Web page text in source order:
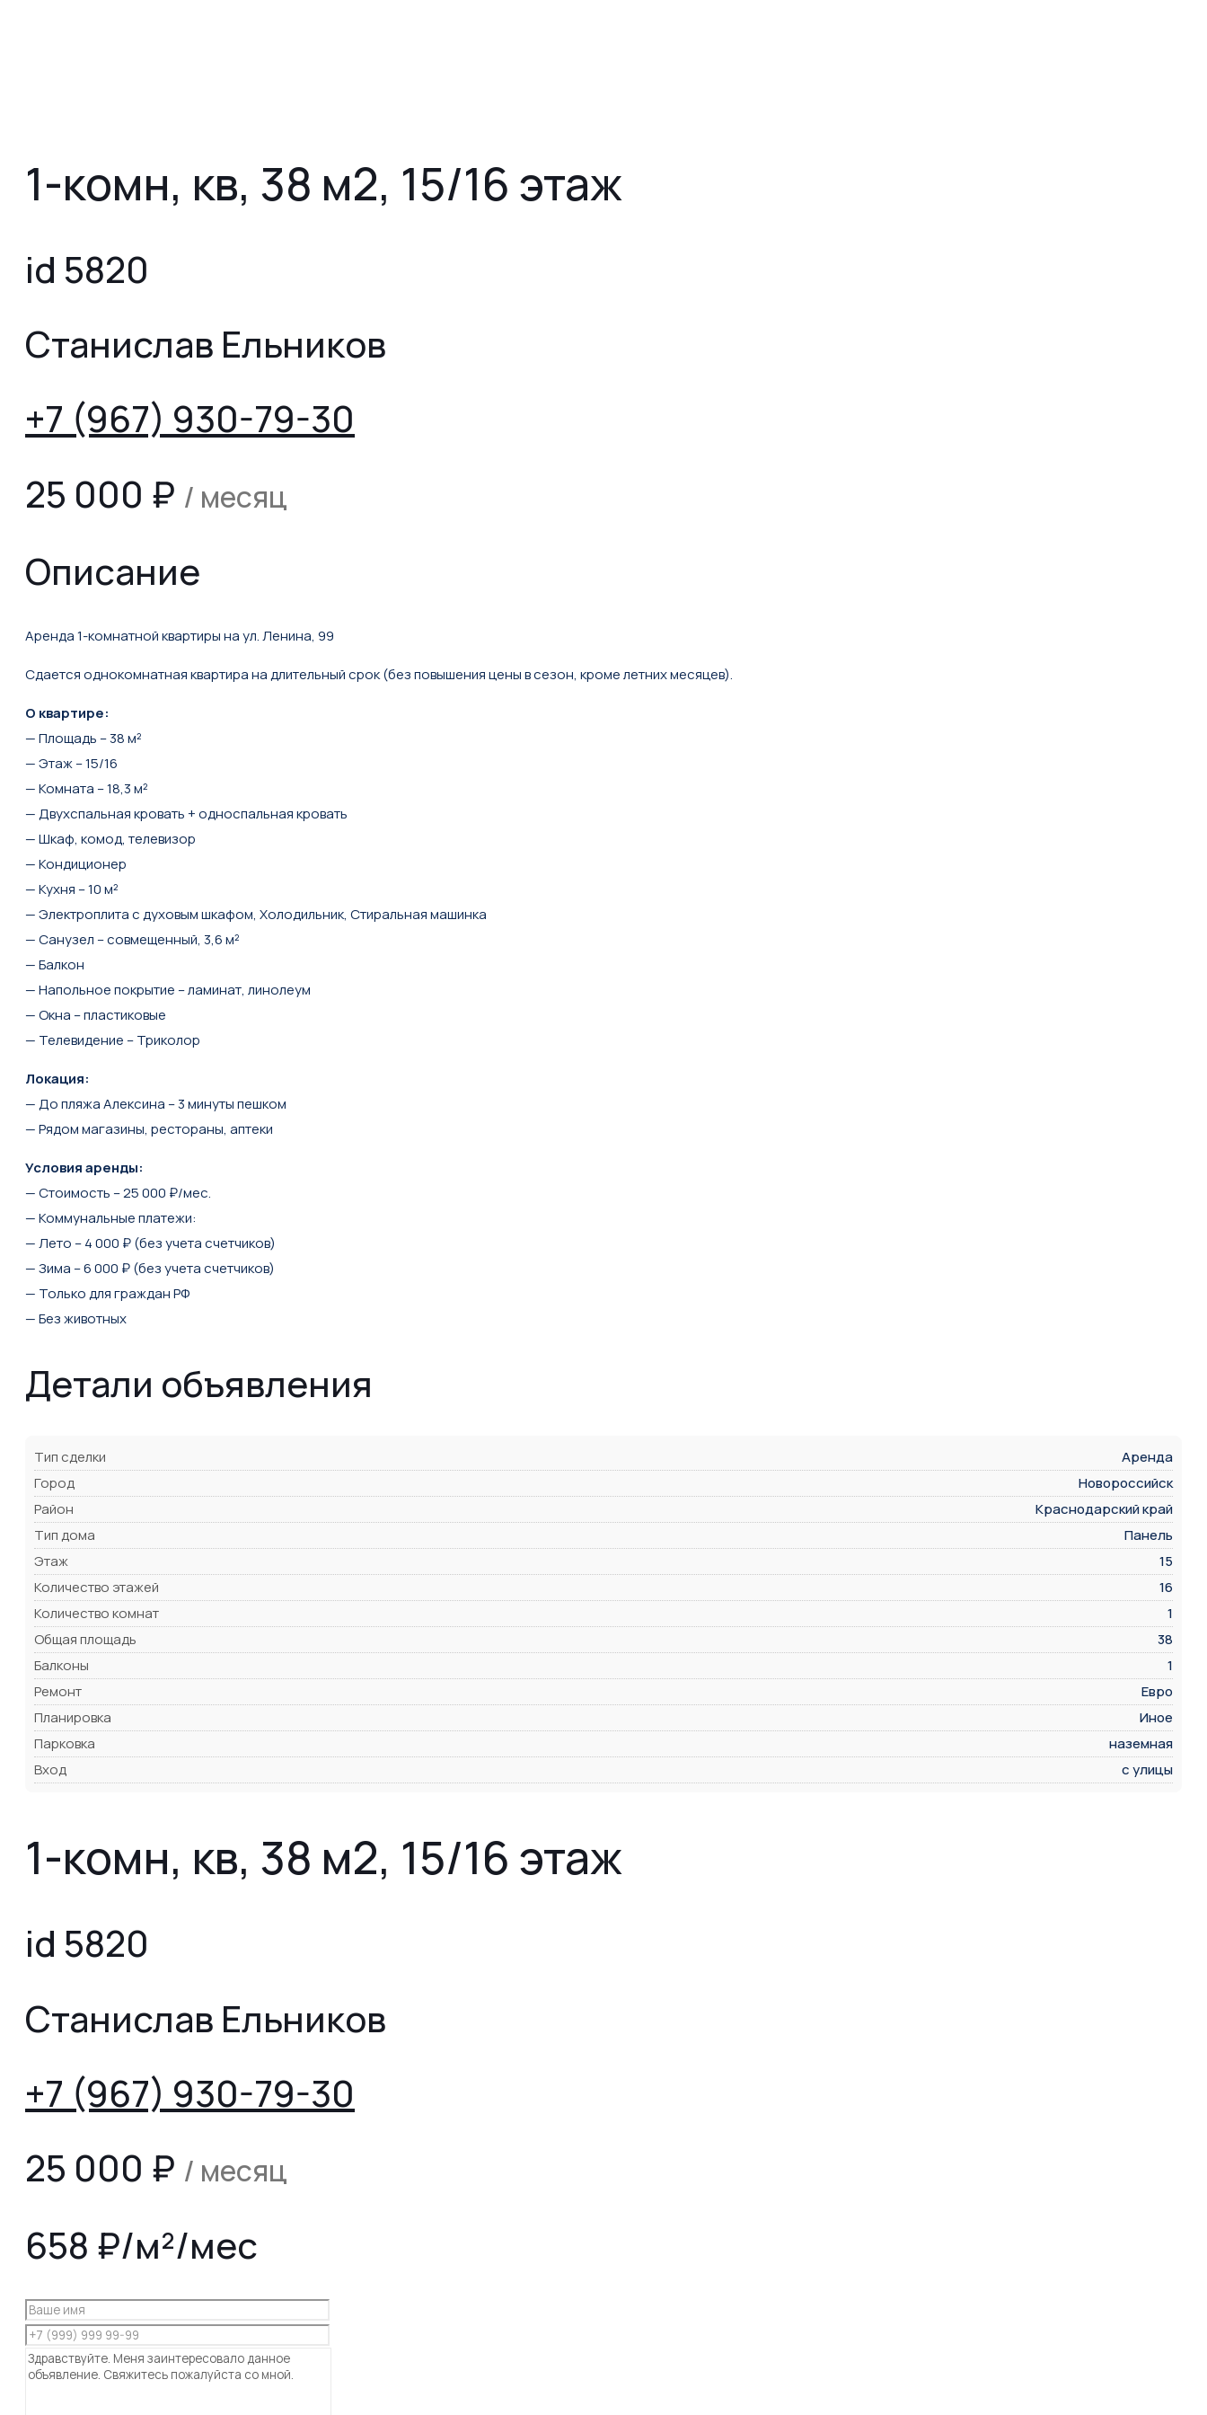
1-комн, кв, 38 м2, 15/16 этаж
id 5820
Станислав Ельников
+7 (967) 930-79-30
25 000 ₽ / месяц
Описание
Аренда 1-комнатной квартиры на ул. Ленина, 99
Сдается однокомнатная квартира на длительный срок (без повышения цены в сезон, кроме летних месяцев).
О квартире:
— Площадь – 38 м²
— Этаж – 15/16
— Комната – 18,3 м²
— Двухспальная кровать + односпальная кровать
— Шкаф, комод, телевизор
— Кондиционер
— Кухня – 10 м²
— Электроплита с духовым шкафом, Холодильник, Стиральная машинка
— Санузел – совмещенный, 3,6 м²
— Балкон
— Напольное покрытие – ламинат, линолеум
— Окна – пластиковые
— Телевидение – Триколор
Локация:
— До пляжа Алексина – 3 минуты пешком
— Рядом магазины, рестораны, аптеки
Условия аренды:
— Стоимость – 25 000 ₽/мес.
— Коммунальные платежи:
— Лето – 4 000 ₽ (без учета счетчиков)
— Зима – 6 000 ₽ (без учета счетчиков)
— Только для граждан РФ
— Без животных
Детали объявления
Тип сделки
Аренда
Город
Новороссийск
Район
Краснодарский край
Тип дома
Панель
Этаж
15
Количество этажей
16
Количество комнат
1
Общая площадь
38
Балконы
1
Ремонт
Евро
Планировка
Иное
Парковка
наземная
Вход
с улицы
1-комн, кв, 38 м2, 15/16 этаж
id 5820
Станислав Ельников
+7 (967) 930-79-30
25 000 ₽ / месяц
658 ₽/м²/мес